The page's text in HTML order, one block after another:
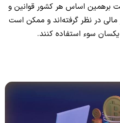
برهمین اساس هر کشور قوانین و
مالی در نظر گرفته‌اند و ممکن است
یکسان سوء استفاده کنند.